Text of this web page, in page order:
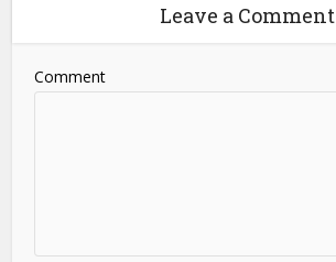
Leave a Comment
Comment